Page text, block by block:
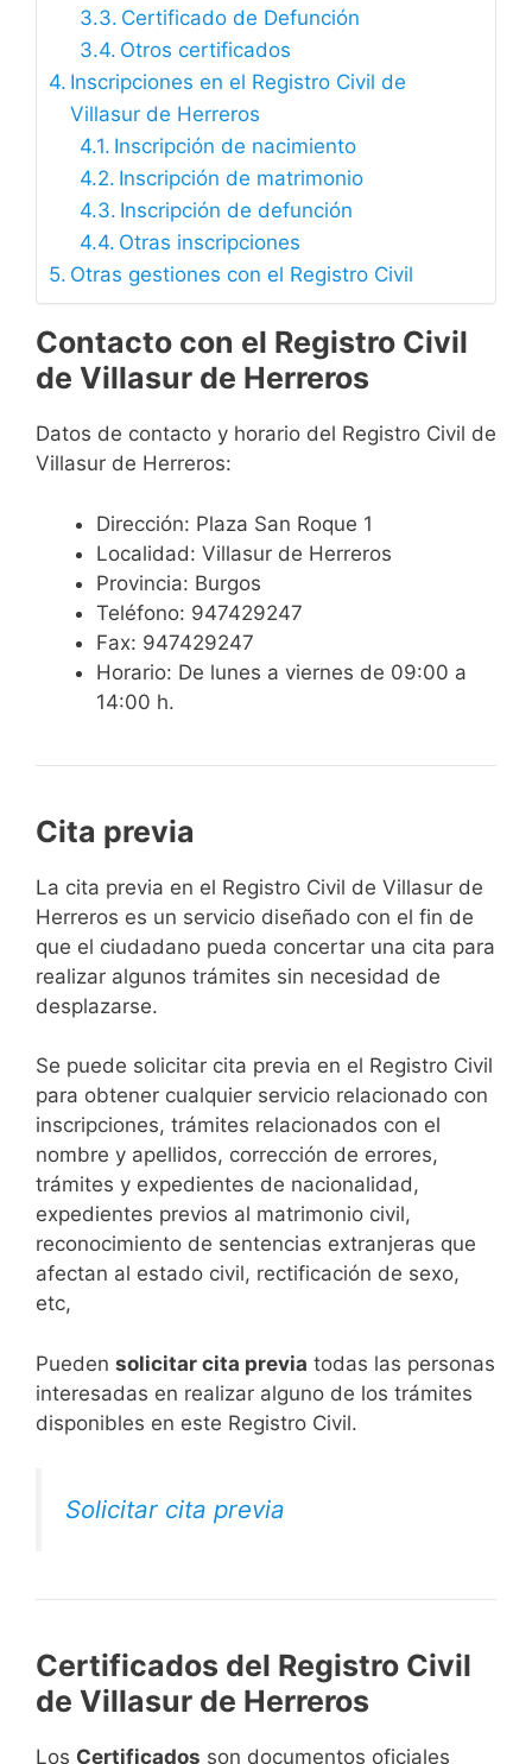
Certificado de Defunción
Otros certificados
Inscripciones en el Registro Civil de
Villasur de Herreros
Inscripción de nacimiento
Inscripción de matrimonio
Inscripción de defunción
Otras inscripciones
Otras gestiones con el Registro Civil
Contacto con el Registro Civil
de Villasur de Herreros
Datos de contacto y horario del Registro Civil de
Villasur de Herreros:
Dirección: Plaza San Roque 1
Localidad: Villasur de Herreros
Provincia: Burgos
Teléfono: 947429247
Fax: 947429247
Horario: De lunes a viernes de 09:00 a
14:00 h.
Cita previa
​​​​​​​​​​​​​​​​​​​​​​​​​​​​La cita previa en el Registro Civil de Villasur de
Herreros es un servicio diseñado con el fin de
que el ciudadano pueda concertar una cita para
realizar algunos trámites sin necesidad de
desplazarse.​
Se puede solicitar cita previa en el Registro Civil
para obtener cualquier servicio relacionado con
inscripciones, trámites relacionados con el
nombre y apellidos, corrección de errores,
trámites y expedientes de nacionalidad,
expedientes previos al matrimonio civil,
reconocimiento de sentencias extranjeras que
afectan al estado civil, rectificación de sexo,
etc,
​Pueden solicitar cita previa todas las personas
interesadas en realizar alguno de los trámites
disponibles en este Registro Civil.​
Solicitar cita previa
Certificados del Registro Civil
de Villasur de Herreros
Los Certificados son documentos oficiales